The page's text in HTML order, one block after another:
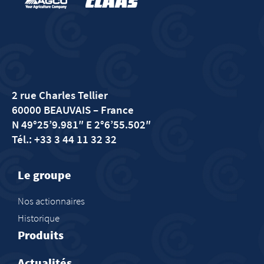
2 rue Charles Tellier
60000 BEAUVAIS– France
N 49°25’9.981″ E 2°6’55.502″
Tél.: +33 3 44 11 32 32
Le groupe
Nos actionnaires
Historique
Produits